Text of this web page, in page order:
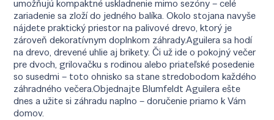
umožňujú kompaktné uskladnenie mimo sezóny – celé
zariadenie sa zloží do jedného balíka. Okolo stojana navyše
nájdete praktický priestor na palivové drevo, ktorý je
zároveň dekoratívnym doplnkom záhrady.Aguilera sa hodí
na drevo, drevené uhlie aj brikety. Či už ide o pokojný večer
pre dvoch, grilovačku s rodinou alebo priateľské posedenie
so susedmi – toto ohnisko sa stane stredobodom každého
záhradného večera.Objednajte Blumfeldt Aguilera ešte
dnes a užite si záhradu naplno – doručenie priamo k Vám
domov.